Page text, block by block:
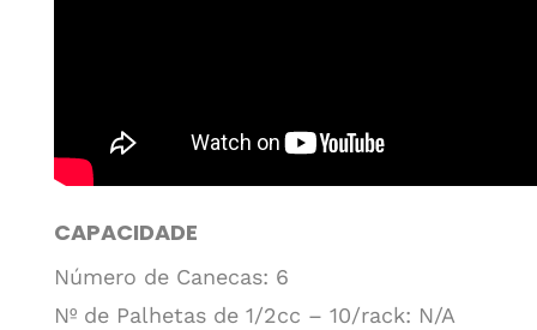
CAPACIDADE
Número de Canecas: 6
Nº de Palhetas de 1/2cc – 10/rack: N/A